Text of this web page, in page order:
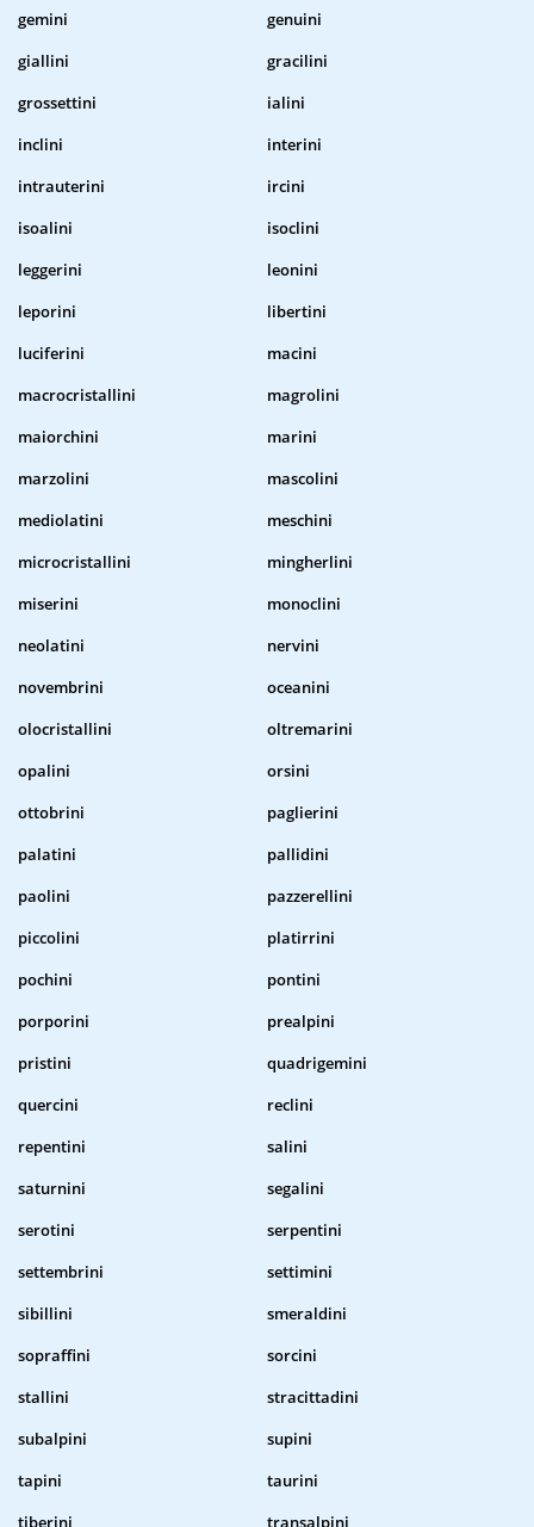
gemini
genuini
giallini
gracilini
grossettini
ialini
inclini
interini
intrauterini
ircini
isoalini
isoclini
leggerini
leonini
leporini
libertini
luciferini
macini
macrocristallini
magrolini
maiorchini
marini
marzolini
mascolini
mediolatini
meschini
microcristallini
mingherlini
miserini
monoclini
neolatini
nervini
novembrini
oceanini
olocristallini
oltremarini
opalini
orsini
ottobrini
paglierini
palatini
pallidini
paolini
pazzerellini
piccolini
platirrini
pochini
pontini
porporini
prealpini
pristini
quadrigemini
quercini
reclini
repentini
salini
saturnini
segalini
serotini
serpentini
settembrini
settimini
sibillini
smeraldini
sopraffini
sorcini
stallini
stracittadini
subalpini
supini
tapini
taurini
tiberini
transalpini